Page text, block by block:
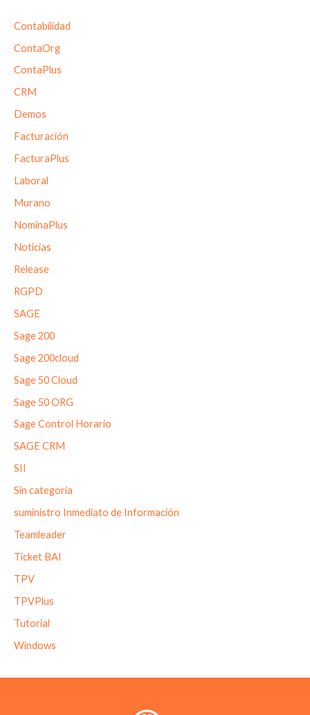
Contabilidad
ContaOrg
ContaPlus
CRM
Demos
Facturación
FacturaPlus
Laboral
Murano
NominaPlus
Noticias
Release
RGPD
SAGE
Sage 200
Sage 200cloud
Sage 50 Cloud
Sage 50 ORG
Sage Control Horario
SAGE CRM
SII
Sin categoría
suministro Inmediato de Información
Teamleader
Ticket BAI
TPV
TPVPlus
Tutorial
Windows